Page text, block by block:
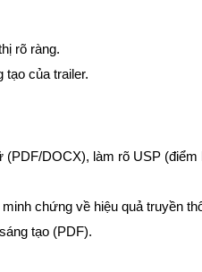
rõ ràng.
tạo của trailer.
DOCX), làm rõ USP
chứng về hiệu quả truyền
tạo (PDF).